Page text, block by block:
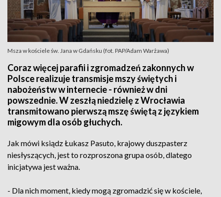
Msza w kościele św. Jana w Gdańsku (fot. PAP/Adam Warżawa)
Coraz więcej parafii i zgromadzeń zakonnych w
Polsce realizuje transmisje mszy świętych i
nabożeństw w internecie - również w dni
powszednie. W zeszłą niedzielę z Wrocławia
transmitowano pierwszą mszę świętą z językiem
migowym dla osób głuchych.
Jak mówi ksiądz Łukasz Pasuto, krajowy duszpasterz
niesłyszących, jest to rozproszona grupa osób, dlatego
inicjatywa jest ważna.
- Dla nich moment, kiedy mogą zgromadzić się w kościele,